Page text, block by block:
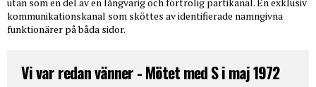
kommunikationskanal som sköttes av identifierade namngivna
funktionärer på båda sidor.
Vi var redan vänner - Mötet med S i maj 1972